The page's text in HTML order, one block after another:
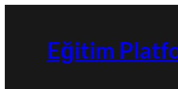
Eğitim